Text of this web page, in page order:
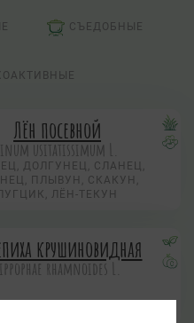
СЪЕДОБНЫЕ
Лён посевной
usitatissimum L.
ДОЛГУНЕЦ, СЛАНЕЦ,
ПЛЫВУН, СКАКУН,
ЛЁН-ТЕКУН
крушиновидная
rhamnoides L.